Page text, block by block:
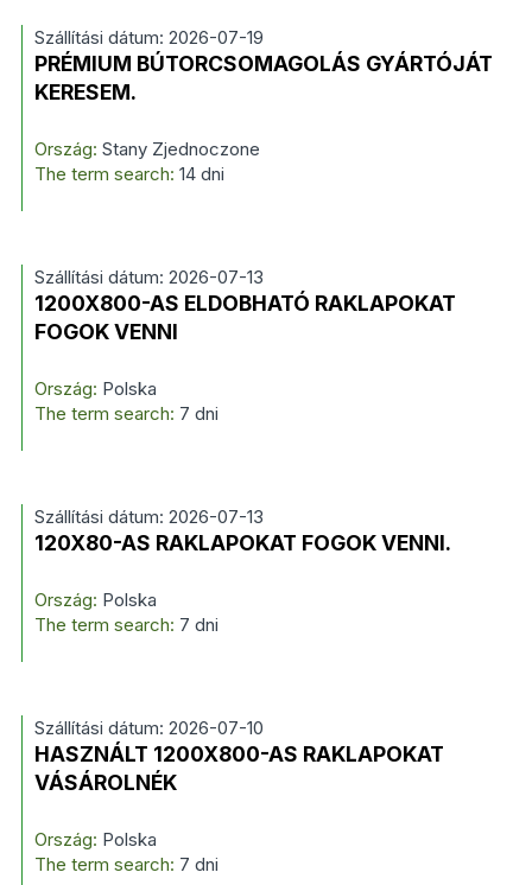
Szállítási dátum: 2026-07-19
PRÉMIUM BÚTORCSOMAGOLÁS GYÁRTÓJÁT
KERESEM.
Ország: Stany Zjednoczone
The term search: 14 dni
Szállítási dátum: 2026-07-13
1200X800-AS ELDOBHATÓ RAKLAPOKAT
FOGOK VENNI
Ország: Polska
The term search: 7 dni
Szállítási dátum: 2026-07-13
120X80-AS RAKLAPOKAT FOGOK VENNI.
Ország: Polska
The term search: 7 dni
Szállítási dátum: 2026-07-10
HASZNÁLT 1200X800-AS RAKLAPOKAT
VÁSÁROLNÉK
Ország: Polska
The term search: 7 dni